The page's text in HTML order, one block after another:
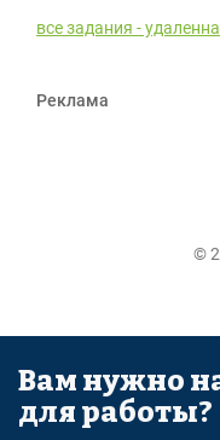
все задания -
Реклама
©
Вам нужно
для работы?